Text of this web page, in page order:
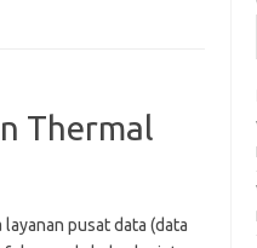
Thermal
pusat data (data